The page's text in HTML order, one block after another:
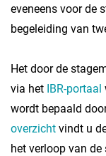
eveneens voor de
begeleiding van
Het door de
via het IBR-portaal
wordt bepaald
overzicht vindt u
het verloop van